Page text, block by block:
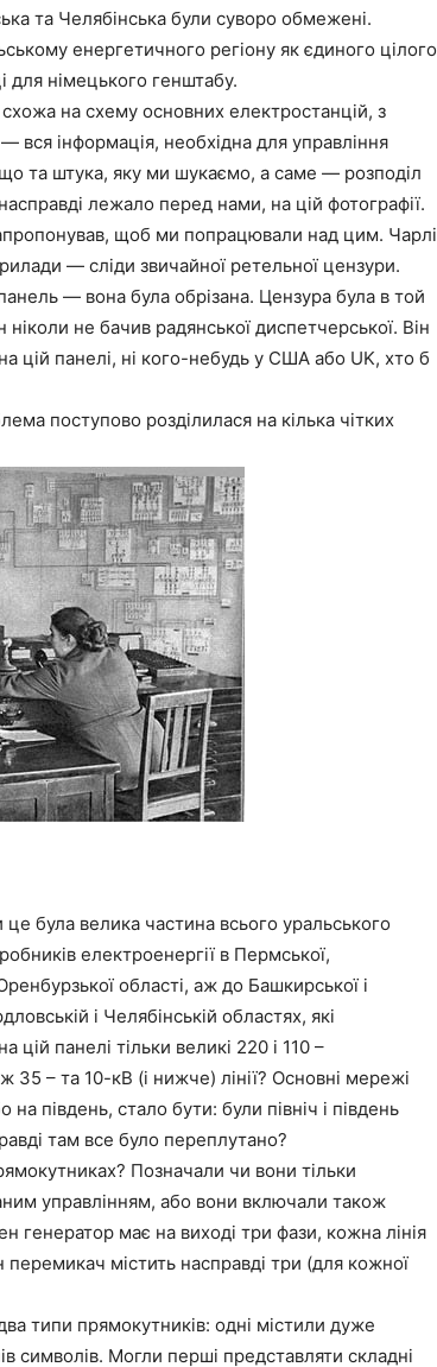
та Челябінська були суворо обмежені.
енергетичного регіону як єдиного цілого
для німецького генштабу.
схожа на схему основних електростанцій, з
вся інформація, необхідна для управління
та штука, яку ми шукаємо, а саме — розподіл
лежало перед нами, на цій фотографії.
щоб ми попрацювали над цим. Чарлі
— сліди звичайної ретельної цензури.
— вона була обрізана. Цензура була в той
ніколи не бачив радянської диспетчерської. Він
цій панелі, ні кого-небудь у США або UK, хто б
поступово розділилася на кілька чітких
була велика частина всього уральського
електроенергії в Пермської,
області, аж до Башкирської і
і Челябінській областях, які
панелі тільки великі 220 і 110 –
– та 10-кВ (і нижче) лінії? Основні мережі
південь, стало бути: були північ і південь
там все було переплутано?
Позначали чи вони тільки
управлінням, або вони включали також
генератор має на виході три фази, кожна лінія
містить насправді три (для кожної
типи прямокутників: одні містили дуже
символів. Могли перші представляти складні